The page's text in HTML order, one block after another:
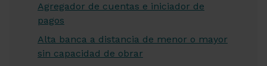
Agregador de cuentas e iniciador de
pagos
Alta banca a distancia de menor o mayor
sin capacidad de obrar